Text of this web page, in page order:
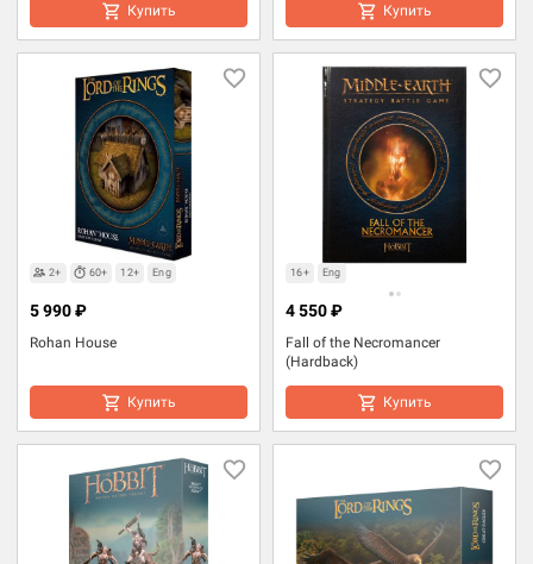
Купить Купить
2+ 60+ 12+ Eng
Rohan House
5 990 ₽
Купить
16+ Eng
Fall of the Necromancer
(Hardback)
4 550 ₽
Купить